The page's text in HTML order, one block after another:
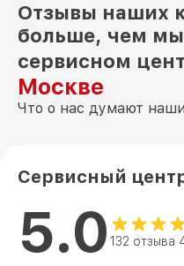
Отзывы наших
больше, чем
сервисном
Москве
Что о нас думают
Сервисный
5.0 132 отзыва